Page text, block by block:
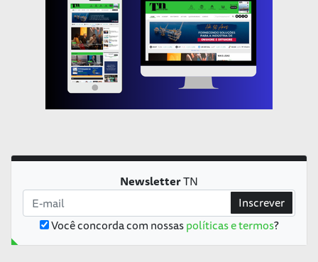
NewsletterTN
Você concorda com nossaspolíticas e termos?
Inscrever